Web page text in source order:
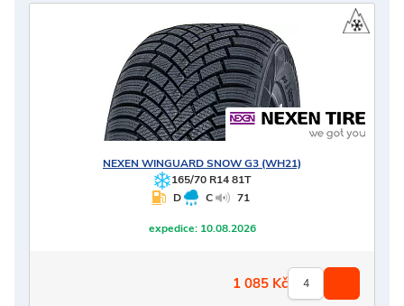
NEXEN WINGUARD SNOW G3 (WH21)
165/70 R14 81T
D
C 71
expedice:10.08.2026
1 085 Kč